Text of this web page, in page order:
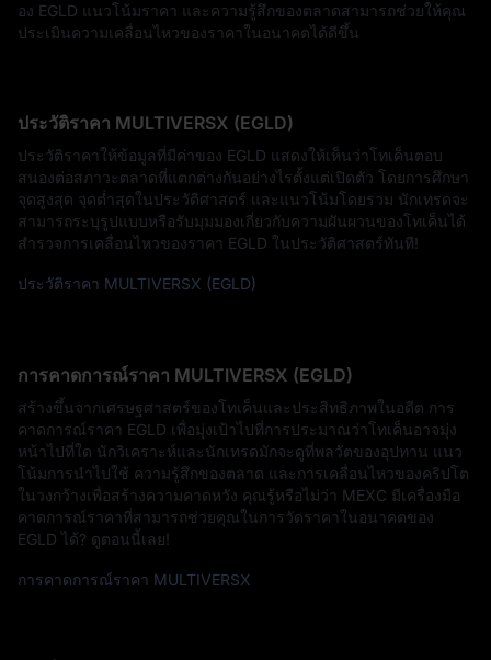
อง EGLD แนวโน้มราคา และความรู้สึกของตลาดสามารถช่วยให้คุณ
ประเมินความเคลื่อนไหวของราคาในอนาคตได้ดีขึ้น
ประวัติราคา MULTIVERSX (EGLD)
ประวัติราคาให้ข้อมูลที่มีค่าของ EGLD แสดงให้เห็นว่าโทเค็นตอบ
สนองต่อสภาวะตลาดที่แตกต่างกันอย่างไรตั้งแต่เปิดตัว โดยการศึกษา
จุดสูงสุด จุดต่ำสุดในประวัติศาสตร์ และแนวโน้มโดยรวม นักเทรดจะ
สามารถระบุรูปแบบหรือรับมุมมองเกี่ยวกับความผันผวนของโทเค็นได้
สำรวจการเคลื่อนไหวของราคา EGLD ในประวัติศาสตร์ทันที!
ประวัติราคา MULTIVERSX (EGLD)
การคาดการณ์ราคา MULTIVERSX (EGLD)
สร้างขึ้นจากเศรษฐศาสตร์ของโทเค็นและประสิทธิภาพในอดีต การ
คาดการณ์ราคา EGLD เพื่อมุ่งเป้าไปที่การประมาณว่าโทเค็นอาจมุ่ง
หน้าไปที่ใด นักวิเคราะห์และนักเทรดมักจะดูที่พลวัตของอุปทาน แนว
โน้มการนำไปใช้ ความรู้สึกของตลาด และการเคลื่อนไหวของคริปโต
ในวงกว้างเพื่อสร้างความคาดหวัง คุณรู้หรือไม่ว่า MEXC มีเครื่องมือ
คาดการณ์ราคาที่สามารถช่วยคุณในการวัดราคาในอนาคตของ
EGLD ได้? ดูตอนนี้เลย!
การคาดการณ์ราคา MULTIVERSX